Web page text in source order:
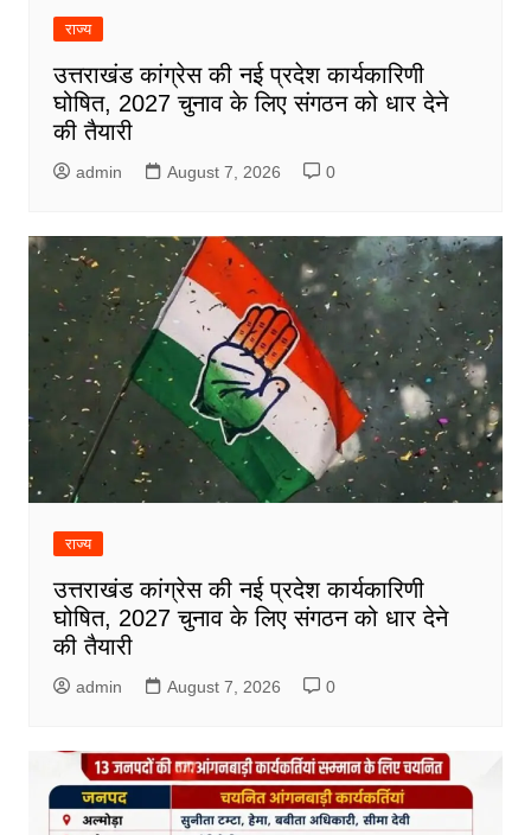
राज्य
उत्तराखंड कांग्रेस की नई प्रदेश कार्यकारिणी
घोषित, 2027 चुनाव के लिए संगठन को धार देने
की तैयारी
admin August 7, 2026 0
राज्य
उत्तराखंड कांग्रेस की नई प्रदेश कार्यकारिणी
घोषित, 2027 चुनाव के लिए संगठन को धार देने
की तैयारी
admin August 7, 2026 0